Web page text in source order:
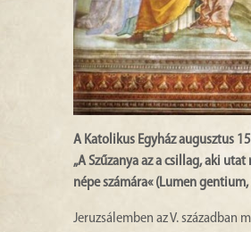
A Katolikus Egyház augusztus
„A Szűzanya az a csillag, aki
népe számára« (Lumen gentium,
Jeruzsálemben az V. században